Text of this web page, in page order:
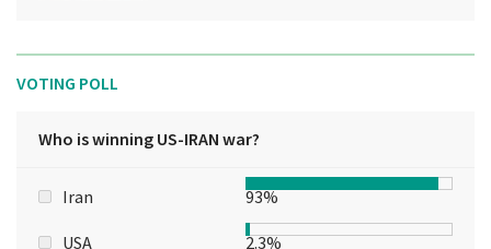
VOTING POLL
Who is winning US-IRAN war?
Iran 93%
USA 2.3%